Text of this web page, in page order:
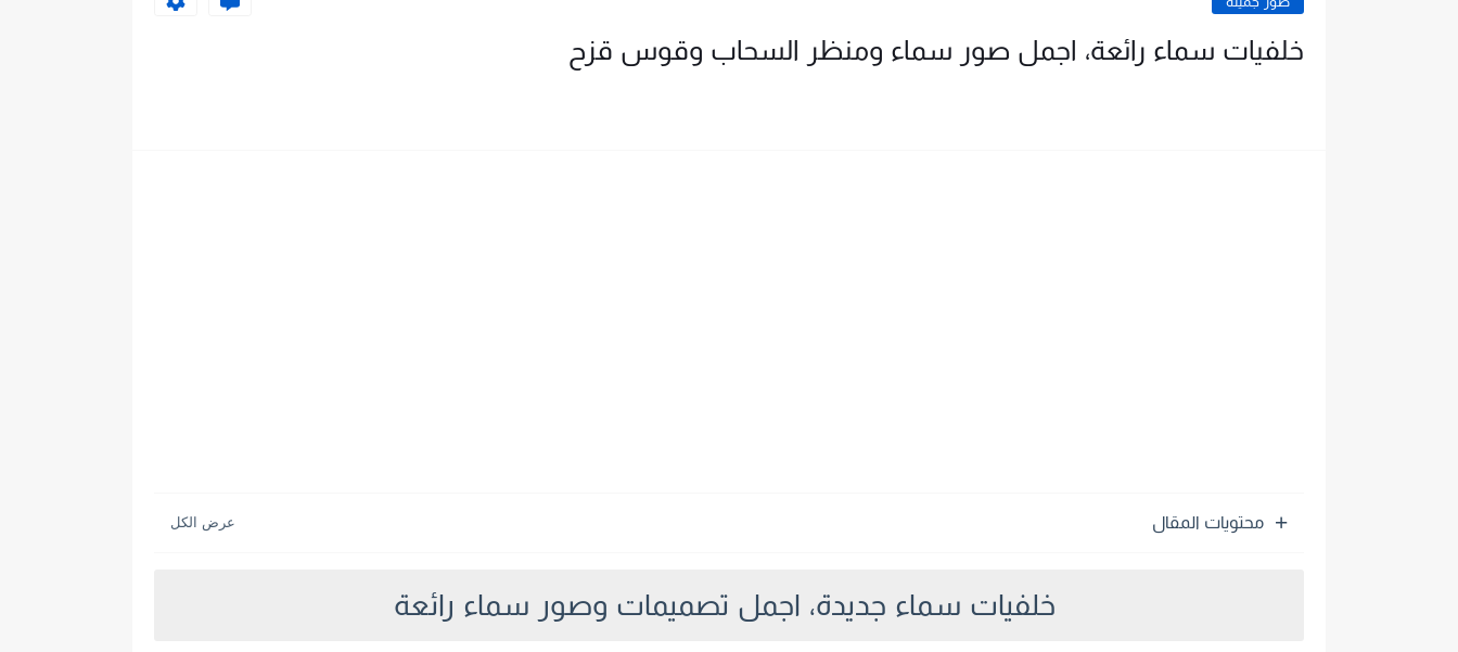
خلفيات سماء رائعة، اجمل صور سماء ومنظر السحاب وقوس قزح
محتويات المقال
خلفيات سماء جديدة، اجمل تصميمات وصور سماء رائعة